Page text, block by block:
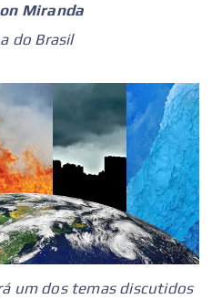
Miranda
do Brasil
um dos temas discutidos